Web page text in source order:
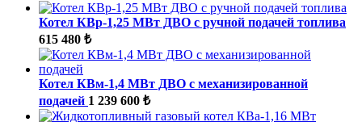
Котел КВр-1,25 МВт ДВО с ручной подачей топлива
615 480 ₺
Котел КВм-1,4 МВт ДВО с механизированной
подачей 1 239 600 ₺